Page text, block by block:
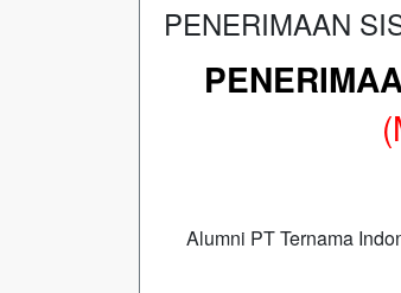
PENERIMAAN
Alumni PT Ternama